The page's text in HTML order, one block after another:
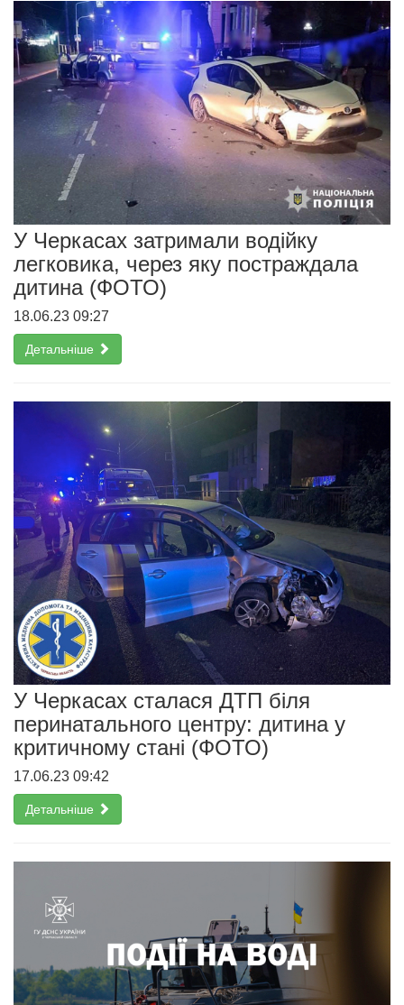
У Черкасах затримали водійку
легковика, через яку постраждала
дитина (ФОТО)
18.06.23 09:27
Детальніше
У Черкасах сталася ДТП біля
перинатального центру: дитина у
критичному стані (ФОТО)
17.06.23 09:42
Детальніше